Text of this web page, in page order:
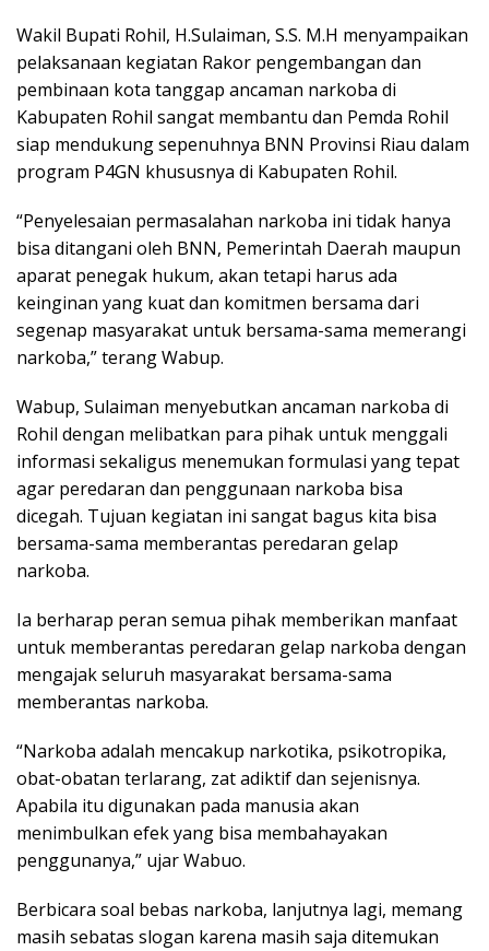
Wakil Bupati Rohil, H.Sulaiman, S.S. M.H menyampaikan
pelaksanaan kegiatan Rakor pengembangan dan
pembinaan kota tanggap ancaman narkoba di
Kabupaten Rohil sangat membantu dan Pemda Rohil
siap mendukung sepenuhnya BNN Provinsi Riau dalam
program P4GN khususnya di Kabupaten Rohil.
“Penyelesaian permasalahan narkoba ini tidak hanya
bisa ditangani oleh BNN, Pemerintah Daerah maupun
aparat penegak hukum, akan tetapi harus ada
keinginan yang kuat dan komitmen bersama dari
segenap masyarakat untuk bersama-sama memerangi
narkoba,” terang Wabup.
Wabup, Sulaiman menyebutkan ancaman narkoba di
Rohil dengan melibatkan para pihak untuk menggali
informasi sekaligus menemukan formulasi yang tepat
agar peredaran dan penggunaan narkoba bisa
dicegah. Tujuan kegiatan ini sangat bagus kita bisa
bersama-sama memberantas peredaran gelap
narkoba.
Ia berharap peran semua pihak memberikan manfaat
untuk memberantas peredaran gelap narkoba dengan
mengajak seluruh masyarakat bersama-sama
memberantas narkoba.
“Narkoba adalah mencakup narkotika, psikotropika,
obat-obatan terlarang, zat adiktif dan sejenisnya.
Apabila itu digunakan pada manusia akan
menimbulkan efek yang bisa membahayakan
penggunanya,” ujar Wabuo.
Berbicara soal bebas narkoba, lanjutnya lagi, memang
masih sebatas slogan karena masih saja ditemukan